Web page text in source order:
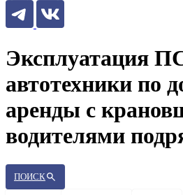
Эксплуатация
автотехники по
аренды с
водителями
ПОИСК